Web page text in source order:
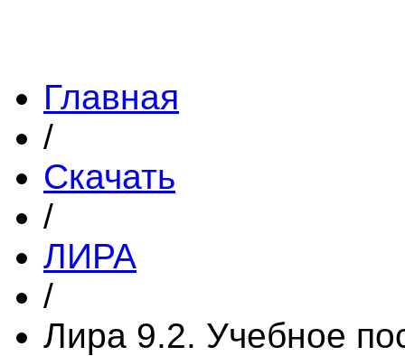
Главная
/
Скачать
/
ЛИРА
/
Лира 9.2. Учебное